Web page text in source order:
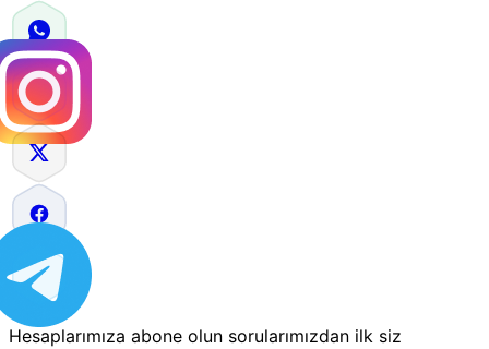
Hesaplarımıza abone olun sorularımızdan ilk siz